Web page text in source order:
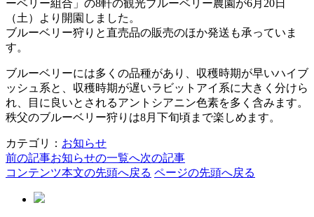
ーベリー組合」の8軒の観光ブルーベリー農園が6月20日
（土）より開園しました。
ブルーベリー狩りと直売品の販売のほか発送も承っていま
す。
ブルーベリーには多くの品種があり、収穫時期が早いハイブ
ッシュ系と、収穫時期が遅いラビットアイ系に大きく分けら
れ、目に良いとされるアントシアニン色素を多く含みます。
秩父のブルーベリー狩りは8月下旬頃まで楽しめます。
カテゴリ： お知らせ
前の記事お知らせの一覧へ次の記事
コンテンツ本文の先頭へ戻る ページの先頭へ戻る